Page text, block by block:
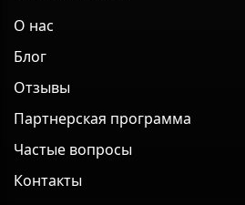
О нас
Блог
Отзывы
Партнерская программа
Частые вопросы
Контакты